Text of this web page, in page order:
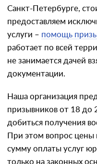
Санкт-Петербурге,
предоставляем
услуги – помощь
работает по всей
не занимается дачей
документации.
Наша организация
призывников от 18
добиться получения
При этом вопрос цены
сумму оплаты услуг
только на законных